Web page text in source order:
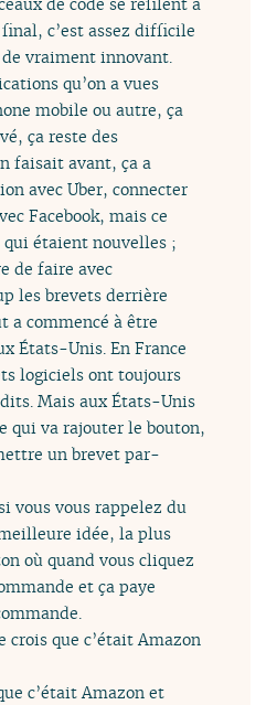
c’est assez difficile
vraiment innovant.
qu’on a vues
mobile ou autre, ça
ça reste des
faisait avant, ça a
avec Uber, connecter
Facebook, mais ce
qui étaient nouvelles ;
de faire avec
les brevets derrière
a commencé à être
États-Unis. En France
logiciels ont toujours
Mais aux États-Unis
qui va rajouter le bouton,
un brevet par-
vous vous rappelez du
idée, la plus
où quand vous cliquez
et ça paye
crois que c’était Amazon
c’était Amazon et